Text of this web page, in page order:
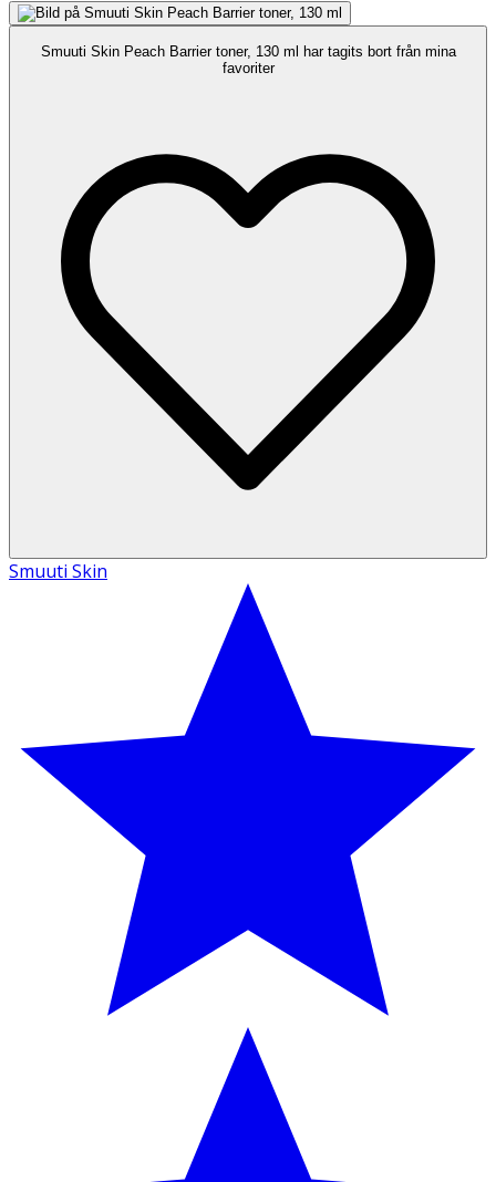
Smuuti Skin Peach Barrier toner, 130 ml har tagits bort från mina
favoriter
Smuuti Skin